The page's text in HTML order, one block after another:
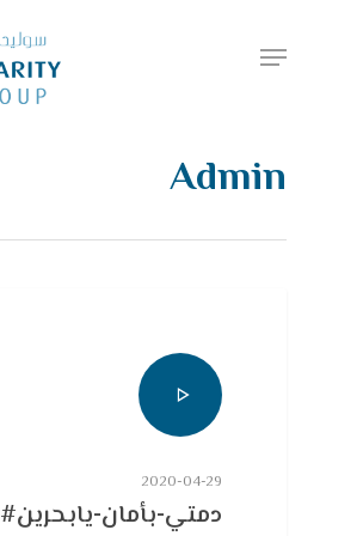
Admin
2020-04-29
دمتي-بأمان-يابحرين#